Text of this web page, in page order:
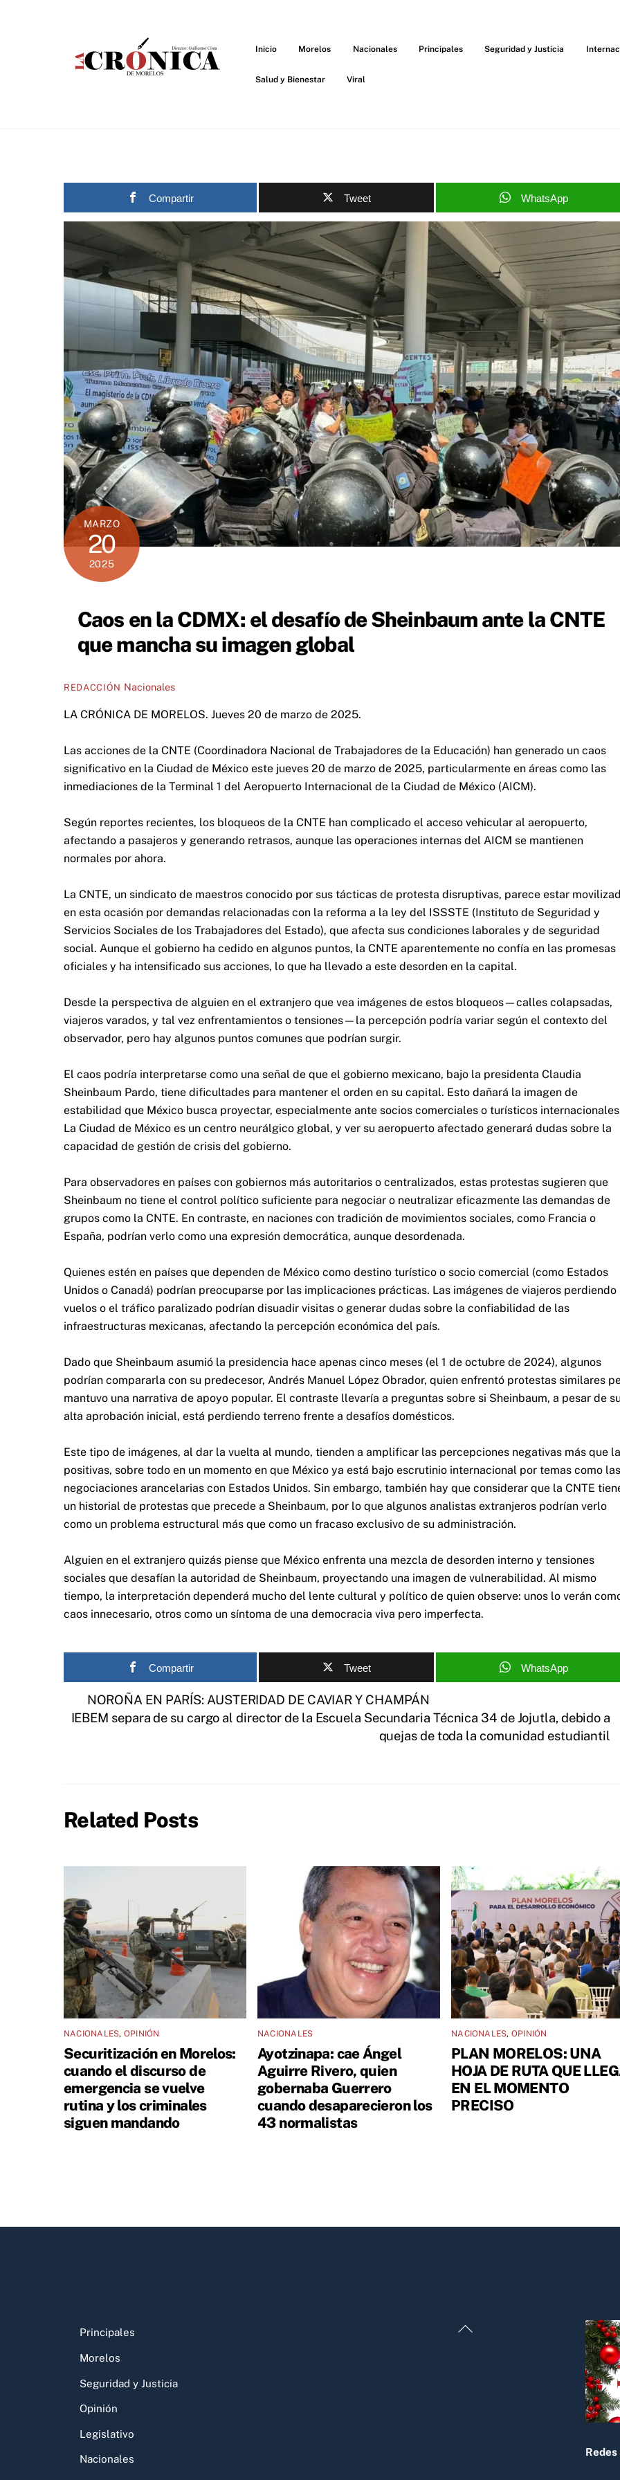
Inicio Morelos Nacionales Principales Seguridad y Justicia
Salud y Bienestar Viral
Compartir Tweet WhatsApp
MARZO
20
2025
Caos en la CDMX: el desafío de Sheinbaum ante la CNTE
que mancha su imagen global
REDACCIÓN Nacionales
LA CRÓNICA DE MORELOS. Jueves 20 de marzo de 2025.
Las acciones de la CNTE (Coordinadora Nacional de Trabajadores de la Educación) han generado un caos
significativo en la Ciudad de México este jueves 20 de marzo de 2025, particularmente en áreas como las
inmediaciones de la Terminal 1 del Aeropuerto Internacional de la Ciudad de México (AICM).
Según reportes recientes, los bloqueos de la CNTE han complicado el acceso vehicular al aeropuerto,
afectando a pasajeros y generando retrasos, aunque las operaciones internas del AICM se mantienen
normales por ahora.
La CNTE, un sindicato de maestros conocido por sus tácticas de protesta disruptivas, parece estar
en esta ocasión por demandas relacionadas con la reforma a la ley del ISSSTE (Instituto de Seguridad y
Servicios Sociales de los Trabajadores del Estado), que afecta sus condiciones laborales y de seguridad
social. Aunque el gobierno ha cedido en algunos puntos, la CNTE aparentemente no confía en las promesas
oficiales y ha intensificado sus acciones, lo que ha llevado a este desorden en la capital.
Desde la perspectiva de alguien en el extranjero que vea imágenes de estos bloqueos—calles colapsadas,
viajeros varados, y tal vez enfrentamientos o tensiones—la percepción podría variar según el contexto del
observador, pero hay algunos puntos comunes que podrían surgir.
El caos podría interpretarse como una señal de que el gobierno mexicano, bajo la presidenta Claudia
Sheinbaum Pardo, tiene dificultades para mantener el orden en su capital. Esto dañará la imagen de
estabilidad que México busca proyectar, especialmente ante socios comerciales o turísticos
La Ciudad de México es un centro neurálgico global, y ver su aeropuerto afectado generará dudas sobre la
capacidad de gestión de crisis del gobierno.
Para observadores en países con gobiernos más autoritarios o centralizados, estas protestas sugieren que
Sheinbaum no tiene el control político suficiente para negociar o neutralizar eficazmente las demandas de
grupos como la CNTE. En contraste, en naciones con tradición de movimientos sociales, como Francia o
España, podrían verlo como una expresión democrática, aunque desordenada.
Quienes estén en países que dependen de México como destino turístico o socio comercial (como Estados
Unidos o Canadá) podrían preocuparse por las implicaciones prácticas. Las imágenes de viajeros perdiendo
vuelos o el tráfico paralizado podrían disuadir visitas o generar dudas sobre la confiabilidad de las
infraestructuras mexicanas, afectando la percepción económica del país.
Dado que Sheinbaum asumió la presidencia hace apenas cinco meses (el 1 de octubre de 2024), algunos
podrían compararla con su predecesor, Andrés Manuel López Obrador, quien enfrentó protestas similares
mantuvo una narrativa de apoyo popular. El contraste llevaría a preguntas sobre si Sheinbaum, a pesar de
alta aprobación inicial, está perdiendo terreno frente a desafíos domésticos.
Este tipo de imágenes, al dar la vuelta al mundo, tienden a amplificar las percepciones negativas más que
positivas, sobre todo en un momento en que México ya está bajo escrutinio internacional por temas como las
negociaciones arancelarias con Estados Unidos. Sin embargo, también hay que considerar que la CNTE
un historial de protestas que precede a Sheinbaum, por lo que algunos analistas extranjeros podrían verlo
como un problema estructural más que como un fracaso exclusivo de su administración.
Alguien en el extranjero quizás piense que México enfrenta una mezcla de desorden interno y tensiones
sociales que desafían la autoridad de Sheinbaum, proyectando una imagen de vulnerabilidad. Al mismo
tiempo, la interpretación dependerá mucho del lente cultural y político de quien observe: unos lo verán
caos innecesario, otros como un síntoma de una democracia viva pero imperfecta.
Compartir Tweet WhatsApp
NOROÑA EN PARÍS: AUSTERIDAD DE CAVIAR Y CHAMPÁN
IEBEM separa de su cargo al director de la Escuela Secundaria Técnica 34 de Jojutla, debido a
quejas de toda la comunidad estudiantil
Related Posts
NACIONALES, OPINIÓN
Securitización en Morelos:
cuando el discurso de
emergencia se vuelve
rutina y los criminales
siguen mandando
NACIONALES
Ayotzinapa: cae Ángel
Aguirre Rivero, quien
gobernaba Guerrero
cuando desaparecieron los
43 normalistas
NACIONALES, OPINIÓN
PLAN MORELOS: UNA
HOJA DE RUTA QUE
EN EL MOMENTO
PRECISO
Back
Principales
Morelos
Seguridad y Justicia
Opinión
Legislativo
Nacionales